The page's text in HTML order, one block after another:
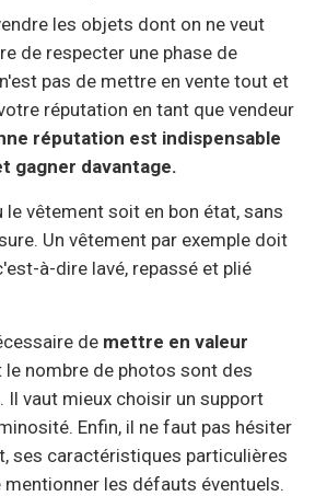
les objets dont on ne veut
de respecter une phase de
pas de mettre en vente tout et
réputation en tant que vendeur
réputation est indispensable
gagner davantage.
le vêtement soit en bon état, sans
Un vêtement par exemple doit
à-dire lavé, repassé et plié
de mettre en valeur
le nombre de photos sont des
vaut mieux choisir un support
Enfin, il ne faut pas hésiter
ses caractéristiques particulières
mentionner les défauts éventuels.